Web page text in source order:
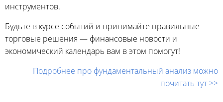
инструментов.
Будьте в курсе событий и принимайте правильные
торговые решения — финансовые новости и
экономический календарь вам в этом помогут!
Подробнее про фундаментальный анализ можно
почитать тут >>